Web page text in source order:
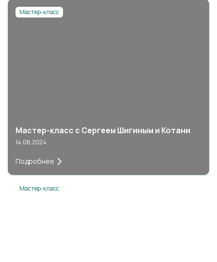
Мастер-класс
Мастер-класс с Сергеем Шигиным и Котани
14.08.2024
Подробнее
Мастер-класс